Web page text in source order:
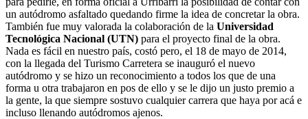
un autódromo asfaltado quedando firme la idea de concretar la obra.
También fue muy valorada la colaboración de la Universidad
Tecnológica Nacional (UTN) para el proyecto final de la obra.
Nada es fácil en nuestro país, costó pero, el 18 de mayo de 2014,
con la llegada del Turismo Carretera se inauguró el nuevo
autódromo y se hizo un reconocimiento a todos los que de una
forma u otra trabajaron en pos de ello y se le dijo un justo premio a
la gente, la que siempre sostuvo cualquier carrera que haya por acá e
incluso llenando autódromos ajenos.